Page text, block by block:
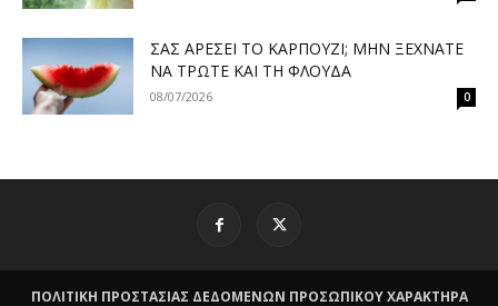
ΣΑΣ ΑΡΈΣΕΙ ΤΟ ΚΑΡΠΟΎΖΙ; ΜΗΝ ΞΕΧΝΆΤΕ
ΝΑ ΤΡΏΤΕ ΚΑΙ ΤΗ ΦΛΟΎΔΑ
08/07/2026 0
ΠΟΛΙΤΙΚΗ ΠΡΟΣΤΑΣΙΑΣ ΔΕΔΟΜΕΝΩΝ ΠΡΟΣΩΠΙΚΟΥ ΧΑΡΑΚΤΗΡΑ